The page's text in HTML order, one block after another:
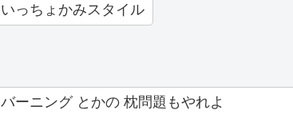
いっちょかみスタイル
バーニング とかの 枕問題もやれよ